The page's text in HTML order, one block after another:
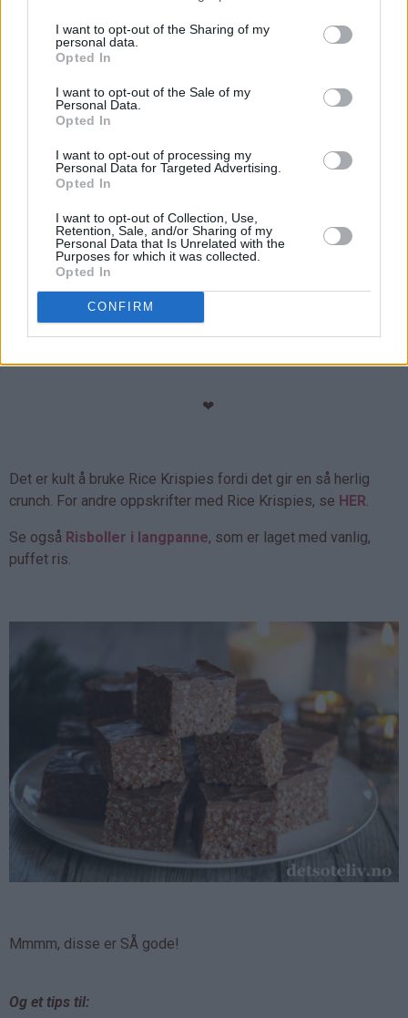
I want to opt-out of the Sharing of my
personal data.
Opted In
I want to opt-out of the Sale of my
Personal Data.
Opted In
I want to opt-out of processing my
Personal Data for Targeted Advertising.
Opted In
I want to opt-out of Collection, Use,
Retention, Sale, and/or Sharing of my
Personal Data that Is Unrelated with the
Purposes for which it was collected.
Opted In
CONFIRM
Kellogg's Rice Krispies ser ut som puffet ris, men er altså
helt sprø. Fås kjøpt i noen norske matbutikker, jeg har blant
annet fått tak i produktet hos Coop Mega.
Melkesjokoladen smelter du over vannbad eller i mikroen.
Jeg deler sjokoladen i mindre biter og smelter dem i en skål
mikroen (30 sekunder av gangen til sjokoladen er nesten
smeltet, rør litt i sjokoladen innimellom).
bruke en liten langpanne som er 20 x 30 cm, men da blir
bitene lavere enn det du ser på bildet.
Oppbevares kjølig og i tett boks med matpapir mellom
Disse supergode bitene har lang holdbarhet i
kjøleskapet!
❤
Det er kult å bruke Rice Krispies fordi det gir en så herlig
crunch. For andre oppskrifter med Rice Krispies, se HER.
Se også Risboller i langpanne, som er laget med vanlig,
puffet ris.
Mmmm, disse er SÅ gode!
Og et tips til: